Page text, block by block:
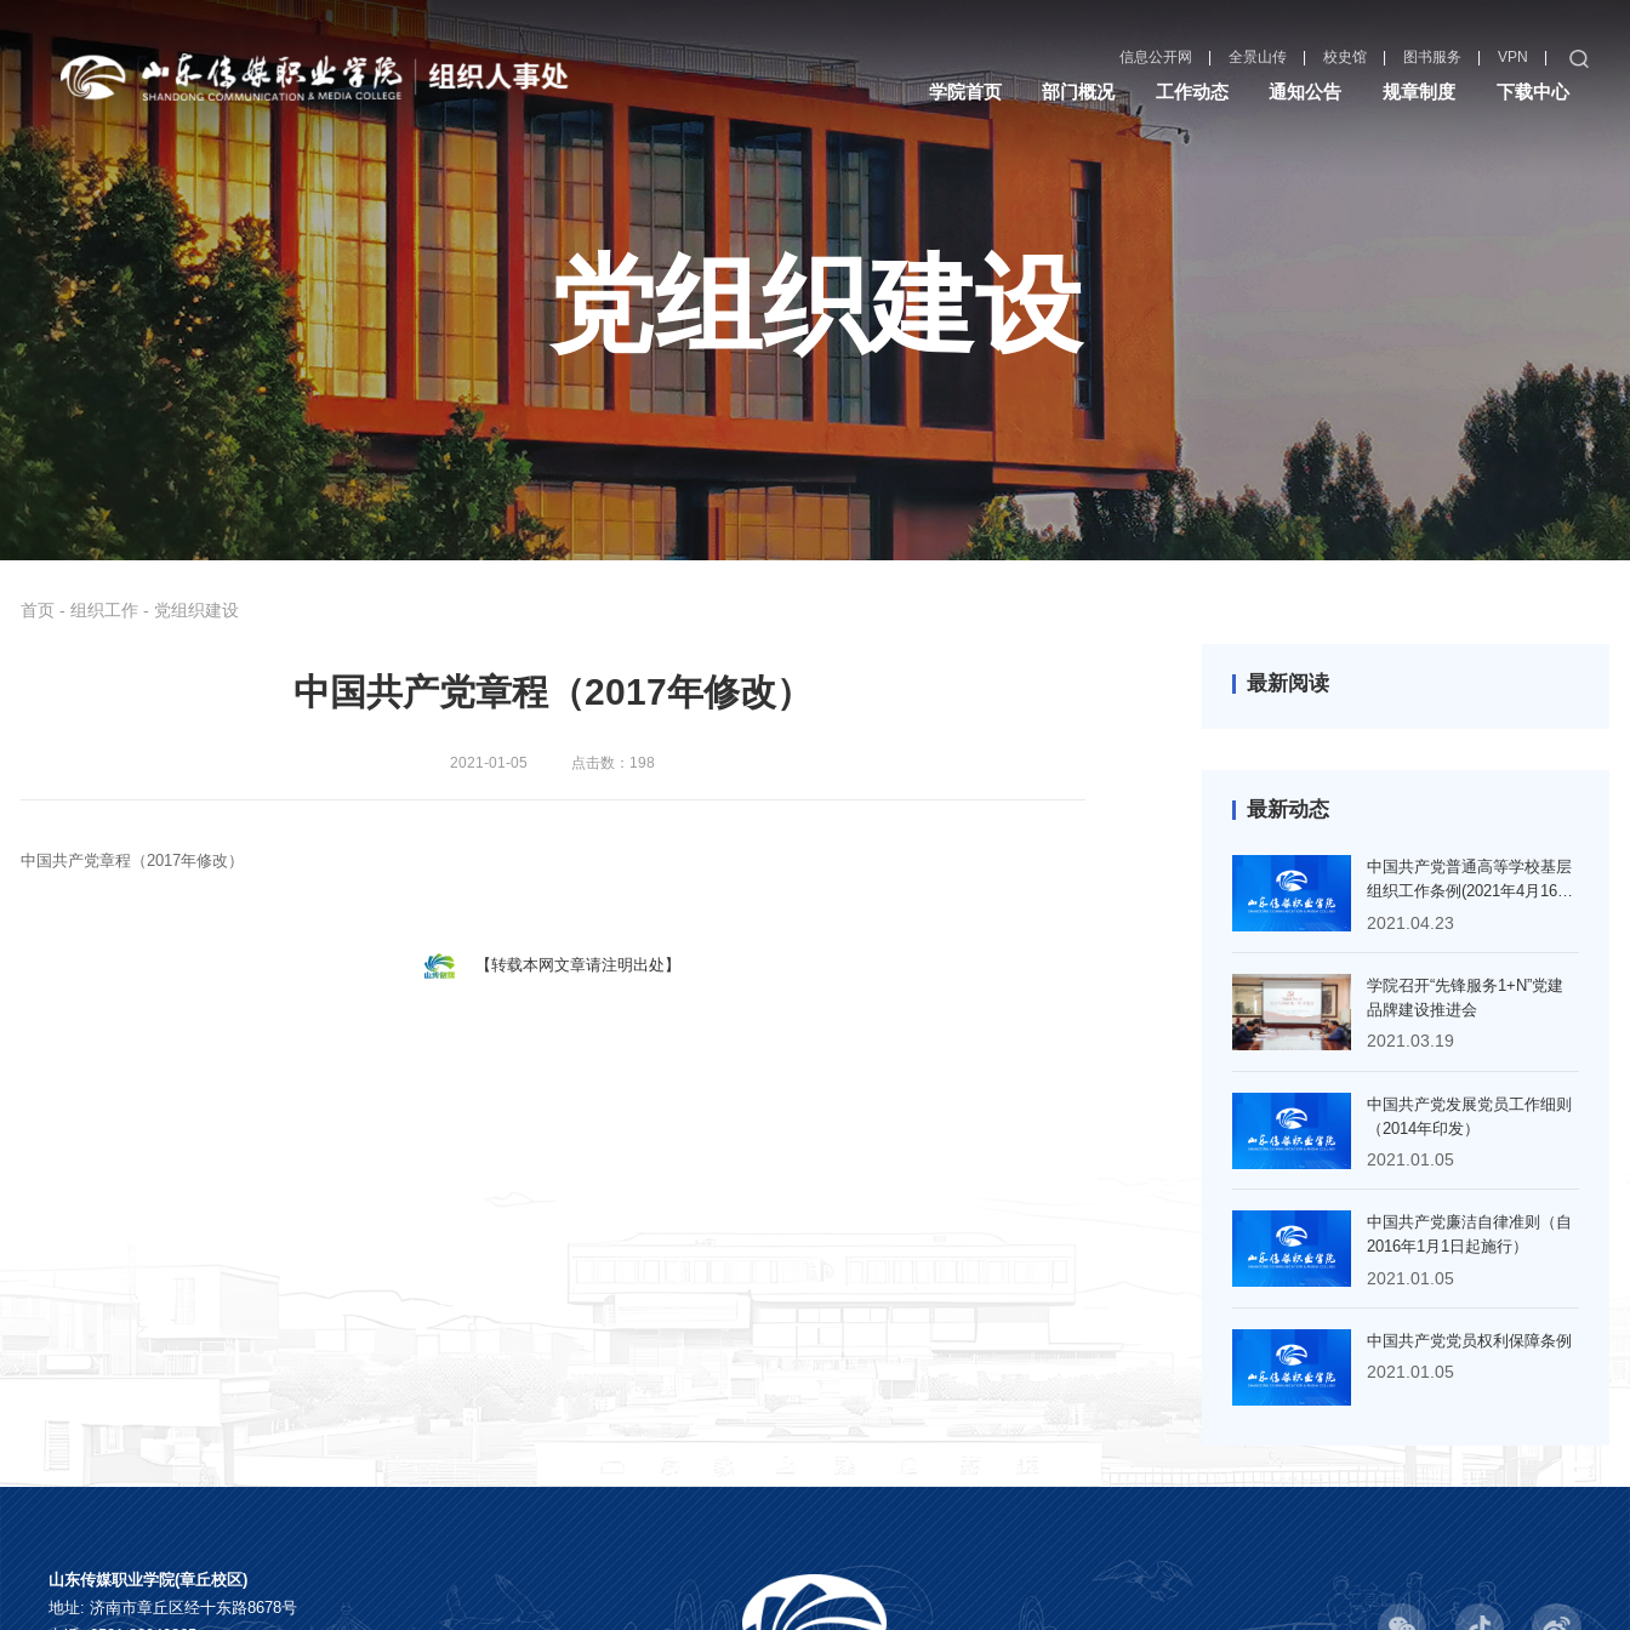
信息公开网 | 全景山传 | 校史馆 | 图书服务 | VPN |
学院首页 部门概况 工作动态 通知公告 规章制度 下载中心
党组织建设
首页 - 组织工作 - 党组织建设
中国共产党章程（2017年修改）
2021-01-05 点击数：198
中国共产党章程（2017年修改）
【转载本网文章请注明出处】
最新阅读
最新动态
中国共产党普通高等学校基层
组织工作条例(2021年4月16日
中共中央发布)
2021.04.23
学院召开“先锋服务1+N”党建
品牌建设推进会
2021.03.19
中国共产党发展党员工作细则
（2014年印发）
2021.01.05
中国共产党廉洁自律准则（自
2016年1月1日起施行）
2021.01.05
中国共产党党员权利保障条例
2021.01.05
山东传媒职业学院(章丘校区)
地址: 济南市章丘区经十东路8678号